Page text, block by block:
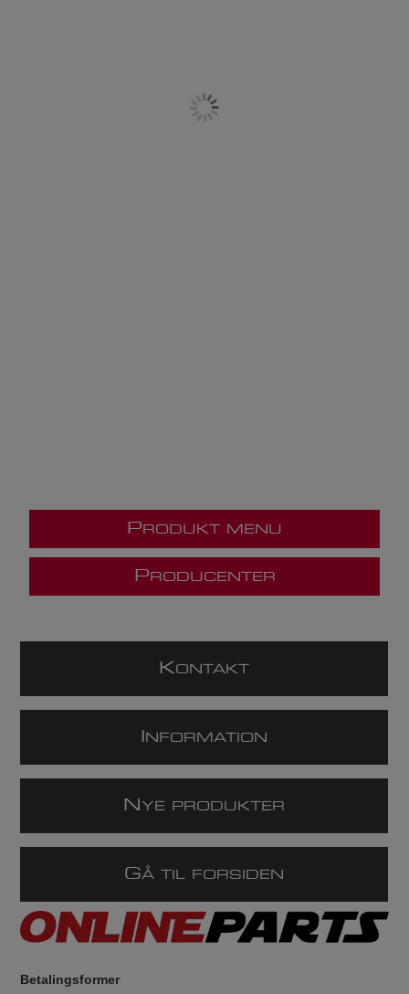
P RODUKT MENU
P RODUCENTER
KONTAKT
NFORMATION
N YE PRODUKTER
GÅ TIL FORSIDEN
Betalingsformer